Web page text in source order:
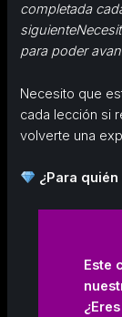
completada
siguiente
para poder
Necesito que
cada lección si
volverte una
¿Para
Este